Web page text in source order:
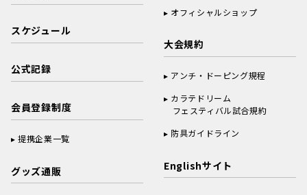
スケジュール
公式記録
会員登録制度
提携企業一覧
グッズ通販
オフィシャルショップ
大会規約
アンチ・ドーピング規程
カラテドリーム
フェスティバル試合規約
防具ガイドライン
Englishサイト